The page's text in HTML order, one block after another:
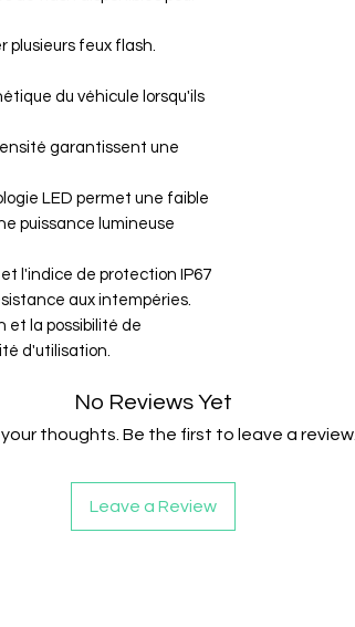
plusieurs feux flash.
du véhicule lorsqu'ils
garantissent une
LED permet une faible
puissance lumineuse
l'indice de protection IP67
aux intempéries.
et la possibilité de
d'utilisation.
No Reviews Yet
thoughts. Be the first to leave a review.
Leave a Review